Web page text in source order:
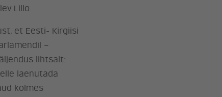
Lillo.
et Eesti- Kirgiisi
–
lihtsalt:
laenutada
kolmes